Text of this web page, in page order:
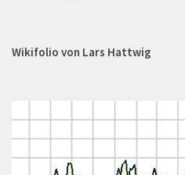
Wikifolio von Lars Hattwig